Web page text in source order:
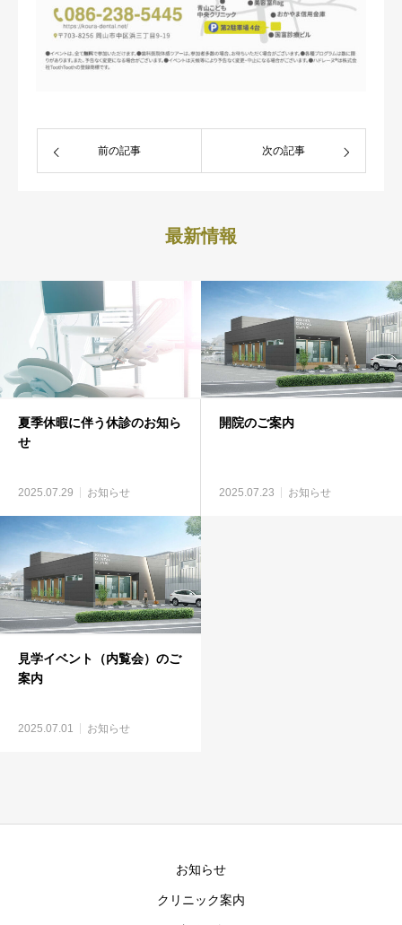
前の記事 次の記事
最新情報
夏季休暇に伴う休診のお知ら
せ
2025.07.29 お知らせ
開院のご案内
2025.07.23 お知らせ
見学イベント（内覧会）のご
案内
2025.07.01 お知らせ
お知らせ
クリニック案内